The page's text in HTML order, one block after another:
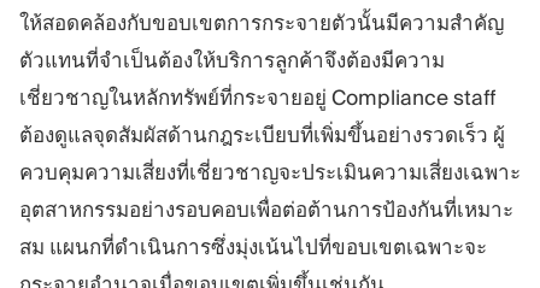
ให้สอดคล้องกับขอบเขตการกระจายตัวนั้นมีความสำคัญ
ตัวแทนที่จำเป็นต้องให้บริการลูกค้าจึงต้องมีความ
เชี่ยวชาญในหลักทรัพย์ที่กระจายอยู่ Compliance staff
ต้องดูแลจุดสัมผัสด้านกฎระเบียบที่เพิ่มขึ้นอย่างรวดเร็ว ผู้
ควบคุมความเสี่ยงที่เชี่ยวชาญจะประเมินความเสี่ยงเฉพาะ
อุตสาหกรรมอย่างรอบคอบเพื่อต่อต้านการป้องกันที่เหมาะ
สม แผนกที่ดำเนินการซึ่งมุ่งเน้นไปที่ขอบเขตเฉพาะจะ